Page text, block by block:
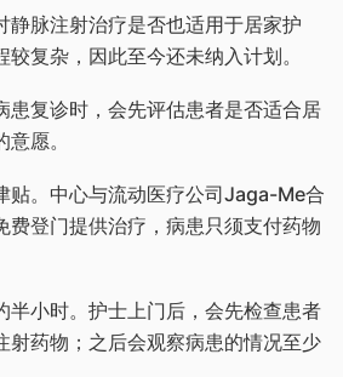
静脉注射治疗是否也适用于居家护
复杂，因此至今还未纳入计划。
患复诊时，会先评估患者是否适合居
愿。
贴。中心与流动医疗公司Jaga-Me合
费登门提供治疗，病患只须支付药物
半小时。护士上门后，会先检查患者
射药物；之后会观察病患的情况至少